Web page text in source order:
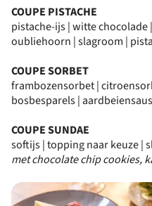
COUPE PISTACHE
pistache-ijs | witte
oubliehoorn | slagroom |
COUPE SORBET
frambozensorbet |
bosbesparels |
COUPE SUNDAE
softijs | topping naar keuze |
met chocolate chip cookies,